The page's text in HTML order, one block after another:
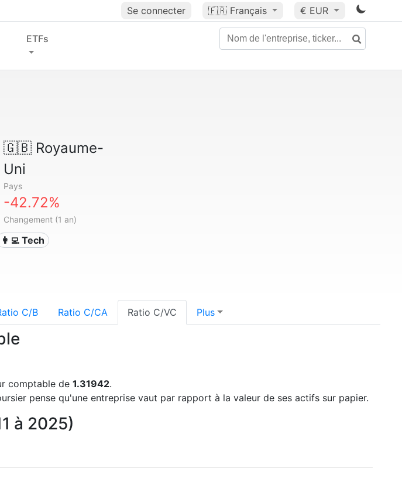
Se connecter 🇫🇷 Français € EUR
ETFs
🇬🇧Royaume-
Uni
Pays
-42.72%
Changement (1 an)
👩‍💻 Tech
C/B Ratio C/CA Ratio C/VC Plus
comptable de 1.31942.
pense qu'une entreprise vaut par rapport à la valeur de ses actifs sur papier.
à 2025)